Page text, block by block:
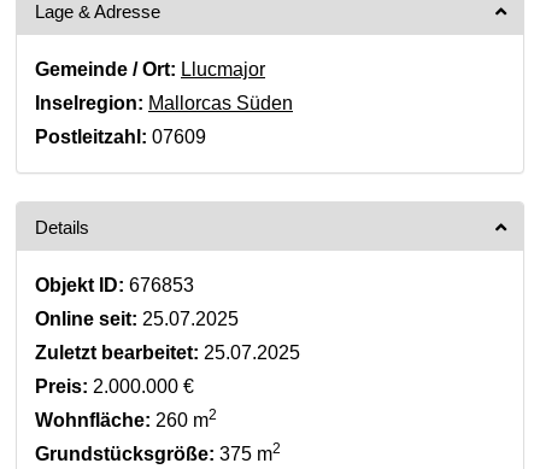
Lage & Adresse
Gemeinde / Ort: Llucmajor
Inselregion: Mallorcas Süden
Postleitzahl: 07609
Details
Objekt ID: 676853
Online seit: 25.07.2025
Zuletzt bearbeitet: 25.07.2025
Preis: 2.000.000 €
Wohnfläche: 260 m2
Grundstücksgröße: 375 m2